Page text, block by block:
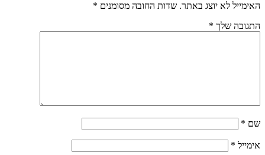
האימייל לא יוצג באתר. שדות החובה מסומנים *
התגובה שלך *
שם *
אימייל *